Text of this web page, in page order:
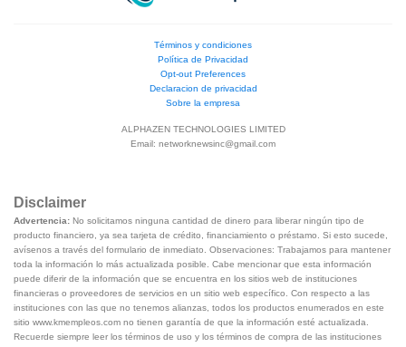
Términos y condiciones
Política de Privacidad
Opt-out Preferences
Declaracion de privacidad
Sobre la empresa
ALPHAZEN TECHNOLOGIES LIMITED
Email: networknewsinc@gmail.com
Disclaimer
Advertencia: No solicitamos ninguna cantidad de dinero para liberar ningún tipo de
producto financiero, ya sea tarjeta de crédito, financiamiento o préstamo. Si esto sucede,
avísenos a través del formulario de inmediato. Observaciones: Trabajamos para mantener
toda la información lo más actualizada posible. Cabe mencionar que esta información
puede diferir de la información que se encuentra en los sitios web de instituciones
financieras o proveedores de servicios en un sitio web específico. Con respecto a las
instituciones con las que no tenemos alianzas, todos los productos enumerados en este
sitio www.kmempleos.com no tienen garantía de que la información esté actualizada.
Recuerde siempre leer los términos de uso y los términos de compra de las instituciones